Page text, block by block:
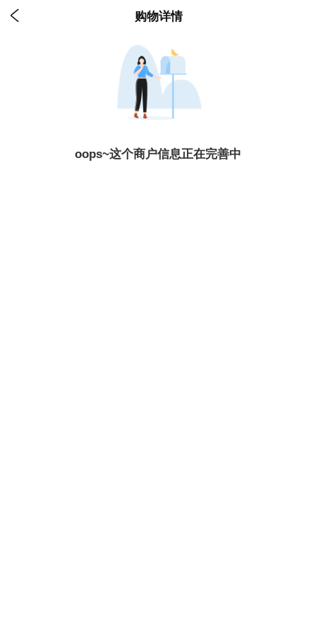
 购物详情
oops~这个商户信息正在完善中